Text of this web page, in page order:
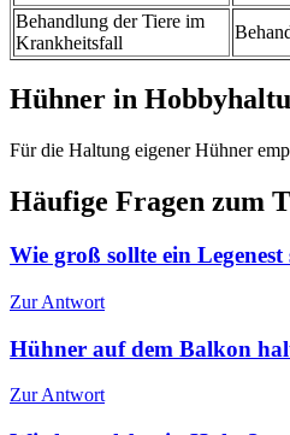
Behandlung der Tiere im
Krankheitsfall
Hühner in
Für die Haltung eigener Hühner
Häufige Fragen zum
Wie groß sollte ein Legenest
Zur Antwort
Hühner auf dem Balkon
Zur Antwort